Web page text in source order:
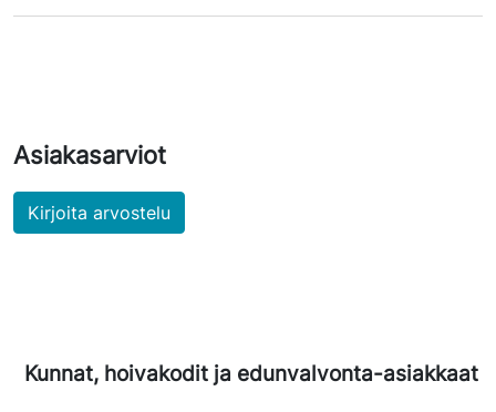
Asiakasarviot
Kirjoita arvostelu
Kunnat, hoivakodit ja edunvalvonta-asiakkaat